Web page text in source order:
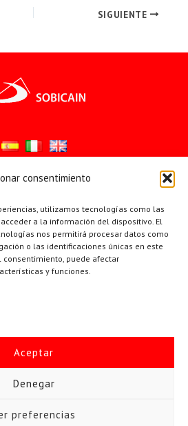
consentimiento
utilizamos tecnologías como las
a la información del dispositivo. El
nos permitirá procesar datos como
o las identificaciones únicas en este
consentimiento, puede afectar
y funciones.
Aceptar
Denegar
preferencias
SIGUIENTE
Católica Internacional · C/ Protasio